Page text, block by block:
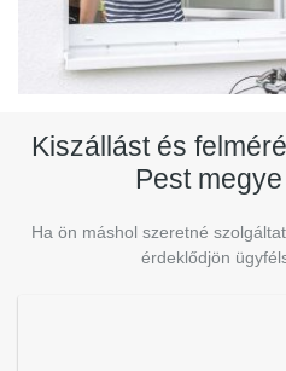
Kiszállást és
Pest
Ha ön máshol szeretné
érdeklődjön